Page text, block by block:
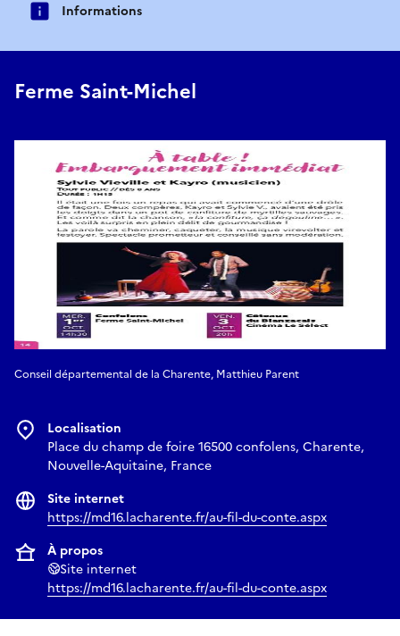
Informations
Ferme Saint-Michel
Conseil départemental de la Charente, Matthieu Parent
Localisation
Place du champ de foire 16500 confolens, Charente,
Nouvelle-Aquitaine, France
Site internet
https://md16.lacharente.fr/au-fil-du-conte.aspx
À propos
Site internet
https://md16.lacharente.fr/au-fil-du-conte.aspx